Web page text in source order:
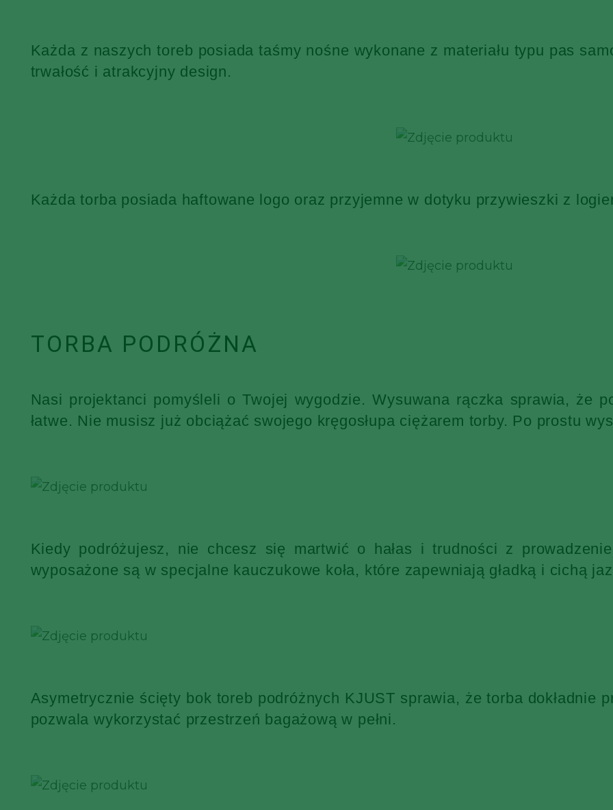
Każda z naszych toreb posiada taśmy nośne wykonane z materiału typu pas
trwałość i atrakcyjny design.
Każda torba posiada haftowane logo oraz przyjemne w dotyku przywieszki z
TORBA PODRÓŻNA
Nasi projektanci pomyśleli o Twojej wygodzie. Wysuwana rączka sprawia, że
łatwe. Nie musisz już obciążać swojego kręgosłupa ciężarem torby. Po prostu
Kiedy podróżujesz, nie chcesz się martwić o hałas i trudności z
wyposażone są w specjalne kauczukowe koła, które zapewniają gładką i cichą
Asymetrycznie ścięty bok toreb podróżnych KJUST sprawia, że torba dokładnie
pozwala wykorzystać przestrzeń bagażową w pełni.